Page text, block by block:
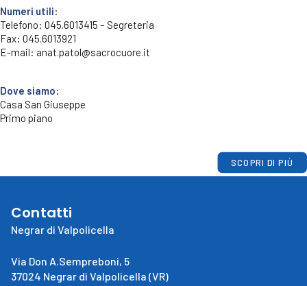
Numeri utili:
Telefono: 045.6013415 – Segreteria
Fax: 045.6013921
E-mail: anat.patol@sacrocuore.it
Dove siamo:
Casa San Giuseppe
Primo piano
SCOPRI DI PIÙ
Contatti
Negrar di Valpolicella
Via Don A.Sempreboni, 5
37024 Negrar di Valpolicella (VR)